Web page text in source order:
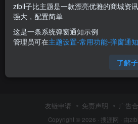
友链申请 免责声明 广告
Copyright © 2026 · 搜涯网 · 由
zibll子比主题是一款漂亮优雅的商城资
强大，配置简单
这是一条系统弹窗通知示例
管理员可在主题设置-常用功能-弹窗通知
了解